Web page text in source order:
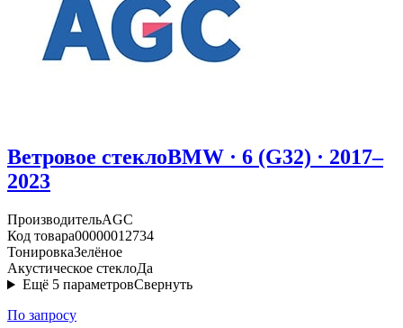
Ветровое стеклоBMW · 6 (G32) · 2017–
2023
ПроизводительAGC
Код товара00000012734
ТонировкаЗелёное
Акустическое стеклоДа
Ещё 5 параметровСвернуть
По запросу